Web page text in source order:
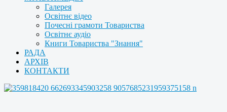
Галерея
Освітнє відео
Почесні грамоти Товариства
Освітнє аудіо
Книги Товариства "Знання"
РАДА
АРХІВ
КОНТАКТИ